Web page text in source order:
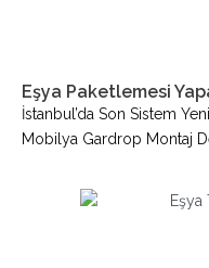
Eşya Paketlemesi
İstanbul’da Son Sistem
Mobilya Gardrop Montaj